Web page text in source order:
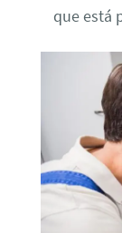
que está